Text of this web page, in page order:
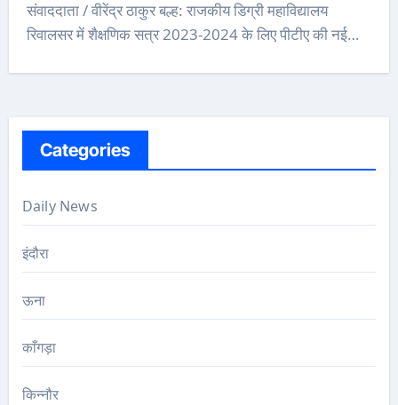
संवाददाता / वीरेंद्र ठाकुर बल्ह: राजकीय डिग्री महाविद्यालय
रिवालसर में शैक्षणिक सत्र 2023-2024 के लिए पीटीए की नई…
Categories
Daily News
इंदौरा
ऊना
काँगड़ा
किन्नौर